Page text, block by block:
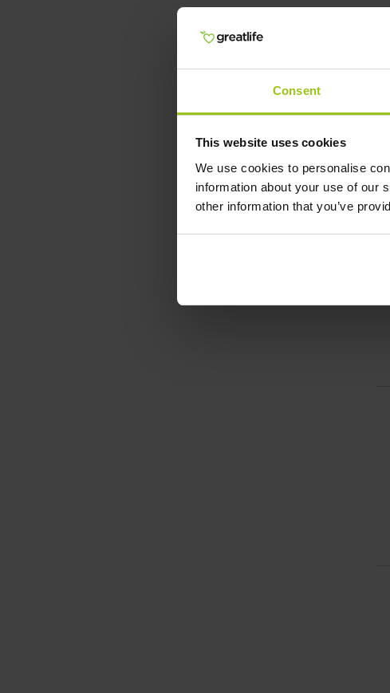
Consent
This website uses cookies
We use cookies to personalise
information about your use of our
other information that you’ve